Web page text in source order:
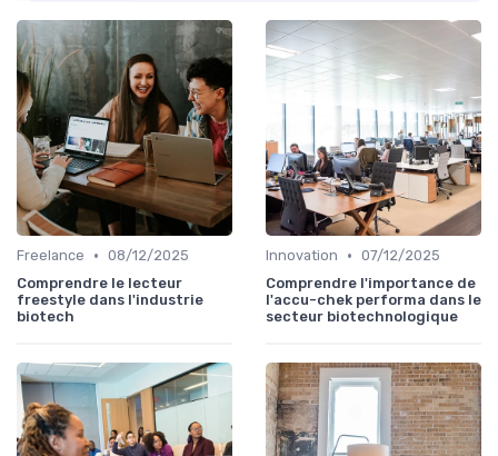
Freelance • 08/12/2025
Comprendre le lecteur
freestyle dans l'industrie
biotech
Innovation • 07/12/2025
Comprendre l'importance de
l'accu-chek performa dans le
secteur biotechnologique